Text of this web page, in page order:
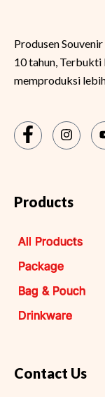
Produsen
10 tahun, Terbukti
memproduksi
Products
All Products
Package
Bag & Pouch
Drinkware
Contact Us